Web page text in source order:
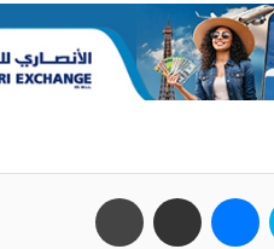
سكايب ماسنجر مشاركة عبر البريد